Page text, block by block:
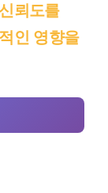
뢰도를
인 영향을